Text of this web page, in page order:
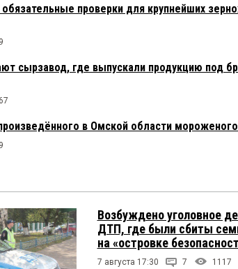
проверки для крупнейших
сырзавод, где выпускали продукцию под
в Омской области
Возбуждено уголовное
ДТП, где были сбиты
на «островке
7 августа 17:30 7 1117